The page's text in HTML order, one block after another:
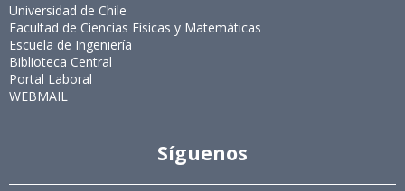
Universidad de Chile
Facultad de Ciencias Físicas y Matemáticas
Escuela de Ingeniería
Biblioteca Central
Portal Laboral
WEBMAIL
Síguenos